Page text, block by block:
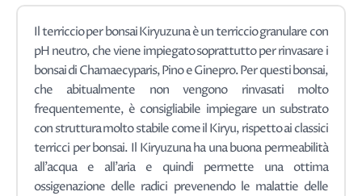
Il terriccio per bonsai Kiryuzuna è un terriccio granulare con
pH neutro, che viene impiegato soprattutto per rinvasare i
bonsai di Chamaecyparis, Pino e Ginepro. Per questi bonsai,
che abitualmente non vengono rinvasati molto
frequentemente, è consigliabile impiegare un substrato
con struttura molto stabile come il Kiryu, rispetto ai classici
terricci per bonsai. Il Kiryuzuna ha una buona permeabilità
all'acqua e all'aria e quindi permette una ottima
ossigenazione delle radici prevenendo le malattie delle